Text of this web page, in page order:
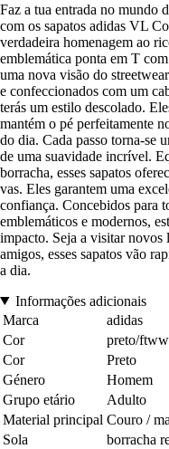
Faz a tua entrada no mundo
com os sapatos adidas VL
verdadeira homenagem ao
emblemática ponta em T
uma nova visão do
e confeccionados com um
terás um estilo descolado.
mantém o pé perfeitamente
do dia. Cada passo torna-se
de uma suavidade incrível.
borracha, esses sapatos
vas. Eles garantem uma
confiança. Concebidos para
emblemáticos e modernos,
impacto. Seja a visitar novos
amigos, esses sapatos vão
a dia.
Informações adicionais
Marca
adidas
Cor
preto/
Cor
Preto
Género
Homem
Grupo etário
Adulto
Material principal Couro /
Sola
borracha